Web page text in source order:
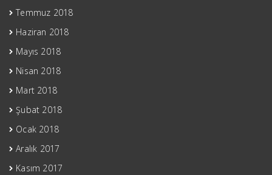
Temmuz 2018
Haziran 2018
Mayıs 2018
Nisan 2018
Mart 2018
Şubat 2018
Ocak 2018
Aralık 2017
Kasım 2017